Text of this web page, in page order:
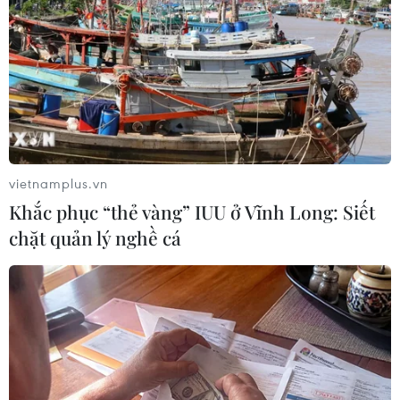
TIN LIÊN QUAN
vietnamplus.vn
Khắc phục “thẻ vàng” IUU ở Vĩnh Long: Siết
chặt quản lý nghề cá